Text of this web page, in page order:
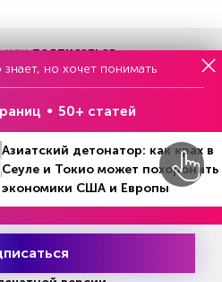
илиподписаться
бесплатно
Попробовать
но хочет понимать
50+ статей
Азиатский детонатор: как крах в
Сеуле и Токио может похоронить
экономики США и Европы